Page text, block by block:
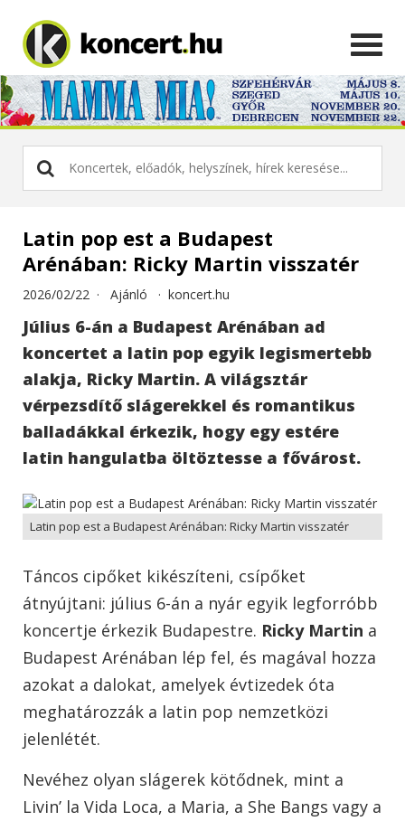
Latin pop est a Budapest
Arénában: Ricky Martin visszatér
2026/02/22 · Ajánló · koncert.hu
Július 6-án a Budapest Arénában ad
koncertet a latin pop egyik legismertebb
alakja, Ricky Martin. A világsztár
vérpezsdítő slágerekkel és romantikus
balladákkal érkezik, hogy egy estére
latin hangulatba öltöztesse a fővárost.
Latin pop est a Budapest Arénában: Ricky Martin visszatér
Táncos cipőket kikészíteni, csípőket
átnyújtani: július 6-án a nyár egyik legforróbb
koncertje érkezik Budapestre. Ricky Martin a
Budapest Arénában lép fel, és magával hozza
azokat a dalokat, amelyek évtizedek óta
meghatározzák a latin pop nemzetközi
jelenlétét.
Nevéhez olyan slágerek kötődnek, mint a
Livin’ la Vida Loca, a Maria, a She Bangs vagy a